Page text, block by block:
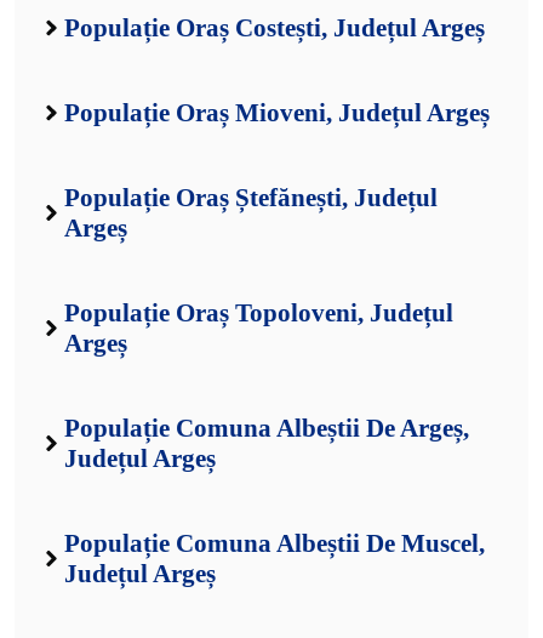
Populație Oraș Costești, Județul Argeș
Populație Oraș Mioveni, Județul Argeș
Populație Oraș Ștefănești, Județul
Argeș
Populație Oraș Topoloveni, Județul
Argeș
Populație Comuna Albeștii De Argeș,
Județul Argeș
Populație Comuna Albeștii De Muscel,
Județul Argeș